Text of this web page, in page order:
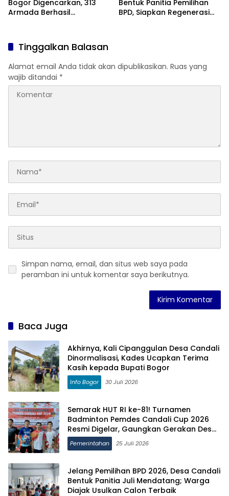
Bogor Digencarkan, 313
Armada Berhasil
Bentuk Panitia Pemilihan
BPD, Siapkan Regenerasi
Tinggalkan Balasan
Alamat email Anda tidak akan dipublikasikan. Ruas yang
wajib ditandai *
Simpan nama, email, dan situs web saya pada
peramban ini untuk komentar saya berikutnya.
Baca Juga
Akhirnya, Kali Cipanggulan Desa Candali
Dinormalisasi, Kades Ucapkan Terima
Kasih kepada Bupati Bogor
Info Bogor 30 Juli 2026
Semarak HUT RI ke-81! Turnamen
Badminton Pemdes Candali Cup 2026
Resmi Digelar, Gaungkan Gerakan Desa
Candali Bebas Narkoba
Pemerintahan 25 Juli 2026
Jelang Pemilihan BPD 2026, Desa Candali
Bentuk Panitia Juli Mendatang; Warga
Diajak Usulkan Calon Terbaik